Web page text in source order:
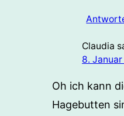
Claudia
8.
Oh ich kann
Hagebutten